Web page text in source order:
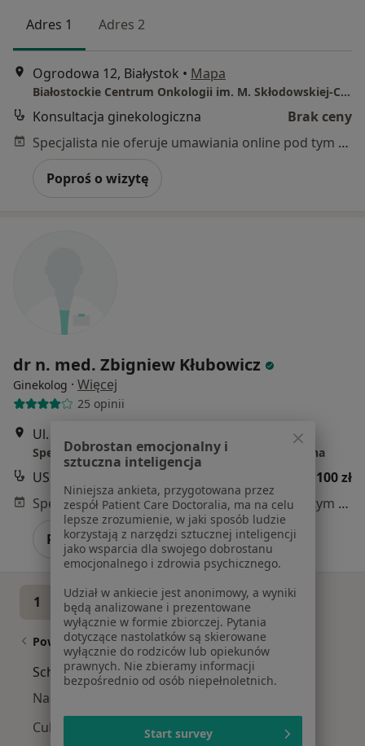
Adres 1 Adres 2
Ogrodowa 12, Białystok • Mapa
Białostockie Centrum Onkologii im. M. Skłodowskiej-Curie w Białymstoku
Konsultacja ginekologiczna
Brak ceny
Specjalista nie oferuje umawiania online pod tym adresem.
Poproś o wizytę
dr n. med. Zbigniew Kłubowicz
Ginekolog · Więcej
25 opinii
Ul. Parkowa 8, Białystok
Specjalistyczna Poradnia Położniczo-Ginekologiczna
USG ginekologiczne
od 100 zł
Specjalista nie oferuje umawiania online pod tym adresem.
Poproś o wizytę
1 2
Powiązane wyszukiwania
Schorzenia w Białymstoku
Nadciśnienie tętnicze w Białymstoku
Cukrzyca w Białymstoku
Dobrostan emocjonalny i
sztuczna inteligencja
Niniejsza ankieta, przygotowana przez
zespół Patient Care Doctoralia, ma na celu
lepsze zrozumienie, w jaki sposób ludzie
korzystają z narzędzi sztucznej inteligencji
jako wsparcia dla swojego dobrostanu
emocjonalnego i zdrowia psychicznego.
Udział w ankiecie jest anonimowy, a wyniki
będą analizowane i prezentowane
wyłącznie w formie zbiorczej. Pytania
dotyczące nastolatków są skierowane
wyłącznie do rodziców lub opiekunów
prawnych. Nie zbieramy informacji
bezpośrednio od osób niepełnoletnich.
Start survey